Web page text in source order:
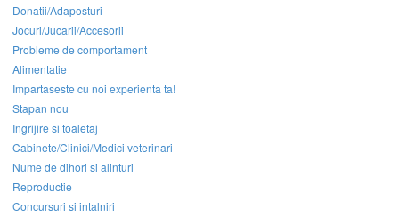
Donatii/Adaposturi
Jocuri/Jucarii/Accesorii
Probleme de comportament
Alimentatie
Impartaseste cu noi experienta ta!
Stapan nou
Ingrijire si toaletaj
Cabinete/Clinici/Medici veterinari
Nume de dihori si alinturi
Reproductie
Concursuri si intalniri